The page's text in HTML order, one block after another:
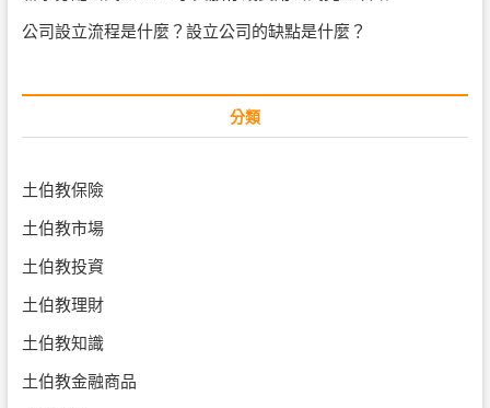
公司設立流程是什麼？設立公司的缺點是什麼？
分類
土伯教保險
土伯教市場
土伯教投資
土伯教理財
土伯教知識
土伯教金融商品